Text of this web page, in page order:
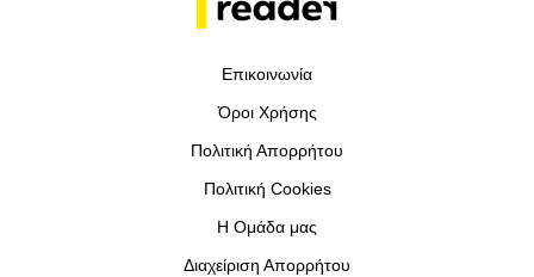
Επικοινωνία
Όροι Χρήσης
Πολιτική Απορρήτου
Πολιτική Cookies
Η Ομάδα μας
Διαχείριση Απορρήτου